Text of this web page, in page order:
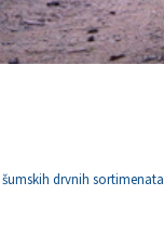
drvnih sortimenata